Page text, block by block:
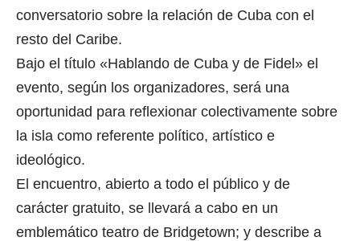
conversatorio sobre la relación de Cuba con el
resto del Caribe.
Bajo el título «Hablando de Cuba y de Fidel» el
evento, según los organizadores, será una
oportunidad para reflexionar colectivamente sobre
la isla como referente político, artístico e
ideológico.
El encuentro, abierto a todo el público y de
carácter gratuito, se llevará a cabo en un
emblemático teatro de Bridgetown; y describe a